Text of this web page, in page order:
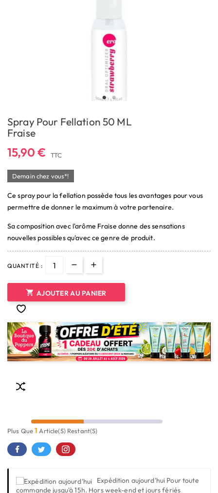
Spray Pour Fellation 50 ML
Fraise
15,90 € TTC
Demain chez vous*!
Ce spray pour la fellation possède tous les avantages pour vous
permettre de donner le maximum à votre partenaire.
Sa composition avec l'arôme Fraise donne des sensations
nouvelles possibles qu'avec ce genre de produit.
QUANTITÉ :
 AJOUTER AU PANIER
Plus Que1 Article(s) Restant(s)
Expédition aujourd'hui Pour toute
commande jusqu'à 15h. Hors week-end et jours fériés